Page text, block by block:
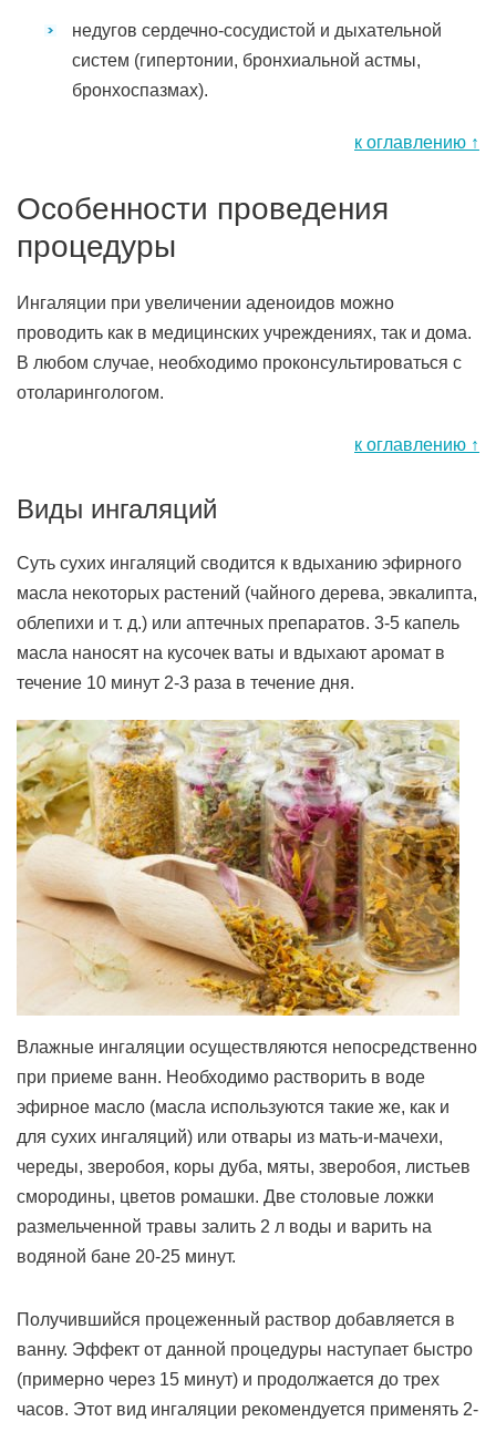
недугов сердечно-сосудистой и дыхательной
систем (гипертонии, бронхиальной астмы,
бронхоспазмах).
к оглавлению ↑
Особенности проведения
процедуры
Ингаляции при увеличении аденоидов можно
проводить как в медицинских учреждениях, так и дома.
В любом случае, необходимо проконсультироваться с
отоларингологом.
к оглавлению ↑
Виды ингаляций
Суть сухих ингаляций сводится к вдыханию эфирного
масла некоторых растений (чайного дерева, эвкалипта,
облепихи и т. д.) или аптечных препаратов. 3-5 капель
масла наносят на кусочек ваты и вдыхают аромат в
течение 10 минут 2-3 раза в течение дня.
Влажные ингаляции осуществляются непосредственно
при приеме ванн. Необходимо растворить в воде
эфирное масло (масла используются такие же, как и
для сухих ингаляций) или отвары из мать-и-мачехи,
череды, зверобоя, коры дуба, мяты, зверобоя, листьев
смородины, цветов ромашки. Две столовые ложки
размельченной травы залить 2 л воды и варить на
водяной бане 20-25 минут.
Получившийся процеженный раствор добавляется в
ванну. Эффект от данной процедуры наступает быстро
(примерно через 15 минут) и продолжается до трех
часов. Этот вид ингаляции рекомендуется применять 2-